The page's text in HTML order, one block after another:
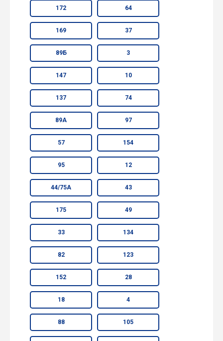
172 64
169 37
89Б 3
147 10
137 74
89А 97
57 154
95 12
44/75А 43
175 49
33 134
82 123
152 28
18 4
88 105